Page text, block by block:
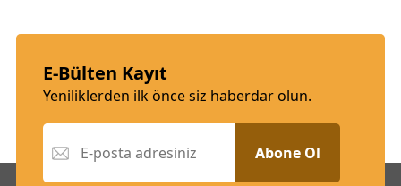
E-Bülten Kayıt
Yeniliklerden ilk önce siz haberdar olun.
Abone Ol